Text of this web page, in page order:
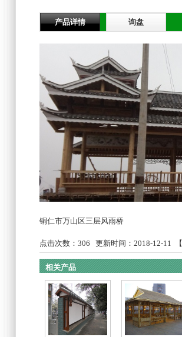
产品详情 询盘
铜仁市万山区三层风雨桥
点击次数： 306 更新时间：2018-12-11 【
相关产品